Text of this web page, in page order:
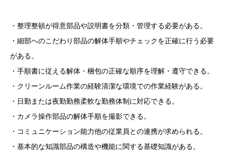
・整理整頓が得意部品や説明書を分類・管理する必要がある。
・細部へのこだわり部品の解体手順やチェックを正確に行う必要
がある。
・手順書に従える解体・梱包の正確な順序を理解・遵守できる。
・クリーンルーム作業の経験清潔な環境での作業経験がある。
・日勤または夜勤勤務柔軟な勤務体制に対応できる。
・カメラ操作部品の解体手順を撮影できる。
・コミュニケーション能力他の従業員との連携が求められる。
・基本的な知識部品の構造や機能に関する基礎知識がある。